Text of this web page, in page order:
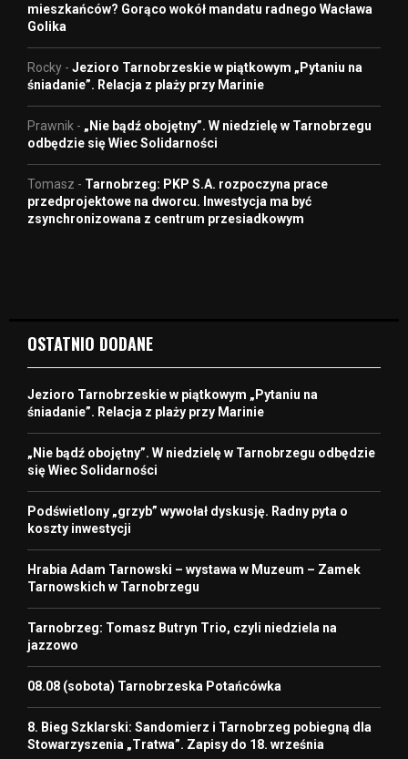
mieszkańców? Gorąco wokół mandatu radnego Wacława
Golika
Rocky - Jezioro Tarnobrzeskie w piątkowym „Pytaniu na
śniadanie”. Relacja z plaży przy Marinie
Prawnik - „Nie bądź obojętny”. W niedzielę w Tarnobrzegu
odbędzie się Wiec Solidarności
Tomasz - Tarnobrzeg: PKP S.A. rozpoczyna prace
przedprojektowe na dworcu. Inwestycja ma być
zsynchronizowana z centrum przesiadkowym
OSTATNIO DODANE
Jezioro Tarnobrzeskie w piątkowym „Pytaniu na
śniadanie”. Relacja z plaży przy Marinie
„Nie bądź obojętny”. W niedzielę w Tarnobrzegu odbędzie
się Wiec Solidarności
Podświetlony „grzyb” wywołał dyskusję. Radny pyta o
koszty inwestycji
Hrabia Adam Tarnowski – wystawa w Muzeum – Zamek
Tarnowskich w Tarnobrzegu
Tarnobrzeg: Tomasz Butryn Trio, czyli niedziela na
jazzowo
08.08 (sobota) Tarnobrzeska Potańcówka
8. Bieg Szklarski: Sandomierz i Tarnobrzeg pobiegną dla
Stowarzyszenia „Tratwa”. Zapisy do 18. września